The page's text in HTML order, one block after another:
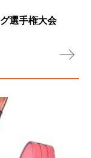
グ選手権大会